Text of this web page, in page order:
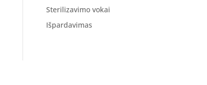
Sterilizavimo vokai
Išpardavimas